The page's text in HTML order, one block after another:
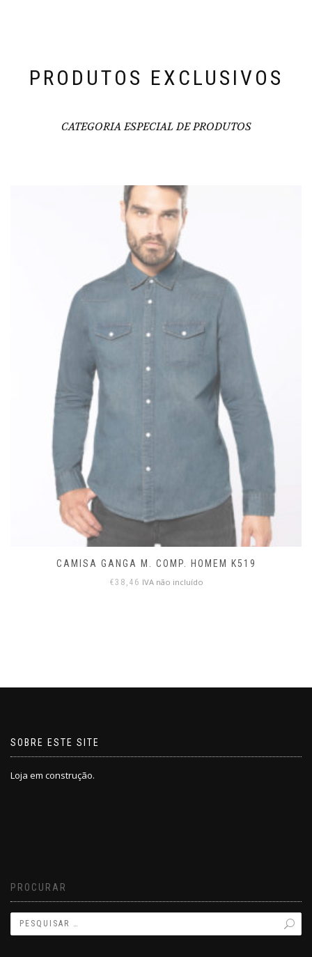
PRODUTOS EXCLUSIVOS
CATEGORIA ESPECIAL DE PRODUTOS
CAMISA GANGA M. COMP. HOMEM K519
€38,46 IVA não incluído
SOBRE ESTE SITE
Loja em construção.
PROCURAR